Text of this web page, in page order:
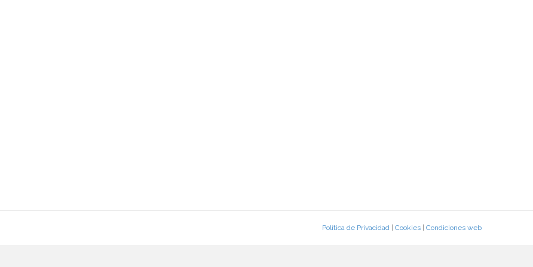
Política de Privacidad| Cookies| Condiciones web